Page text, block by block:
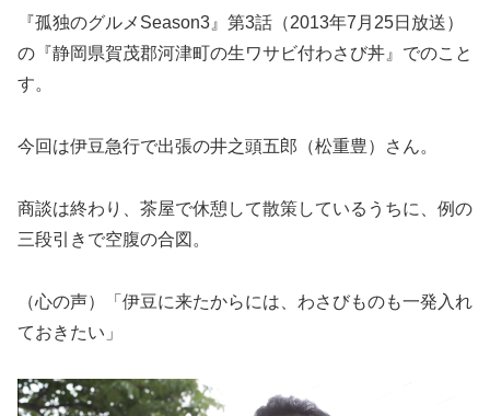
『孤独のグルメSeason3』第3話（2013年7月25日放送）
の『静岡県賀茂郡河津町の生ワサビ付わさび丼』でのこと
す。
今回は伊豆急行で出張の井之頭五郎（松重豊）さん。
商談は終わり、茶屋で休憩して散策しているうちに、例の
三段引きで空腹の合図。
（心の声）「伊豆に来たからには、わさびものも一発入れ
ておきたい」